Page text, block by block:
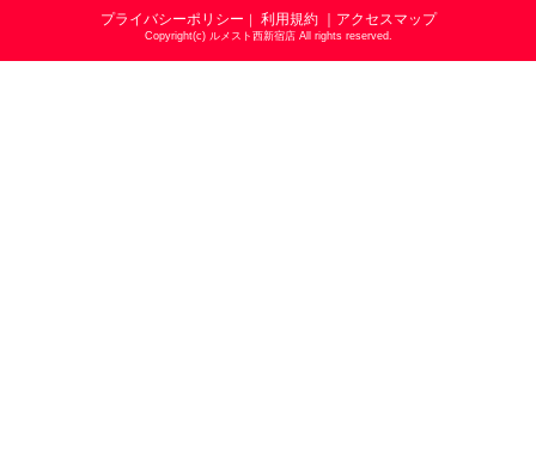
プライバシーポリシー 利用規約 ｜アクセスマップ
Copyright(c) ルメスト西新宿店 All rights reserved.